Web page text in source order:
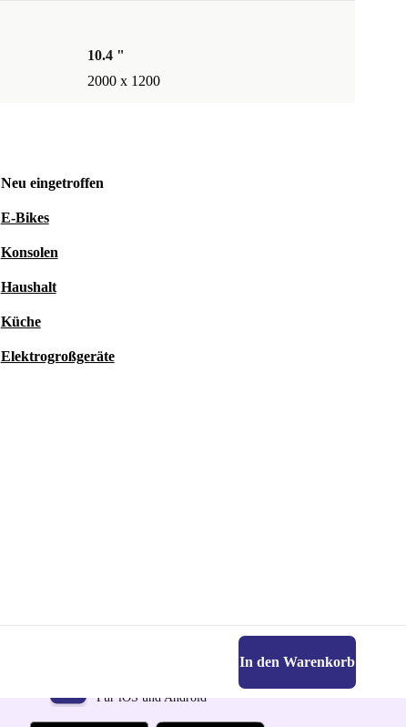
10.4 "
2000 x 1200
Neu eingetroffen
E-Bikes
Konsolen
Haushalt
Küche
Elektrogroßgeräte
In den Warenkorb
Für iOS und Android